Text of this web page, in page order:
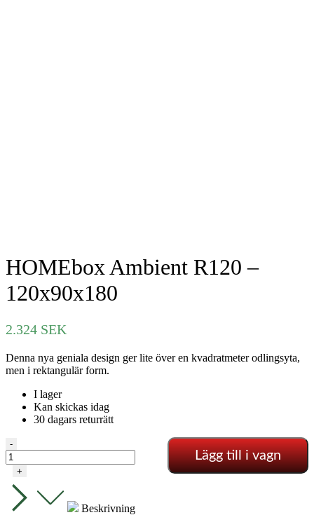
HOMEbox Ambient R120 –
120x90x180
2.324 SEK
Denna nya geniala design ger lite över en kvadratmeter odlingsyta,
men i rektangulär form.
I lager
Kan skickas idag
30 dagars returrätt
HOMEbox
Ambient
R120
120x90x180
mängd
-
+
Lägg till i vagn
Beskrivning